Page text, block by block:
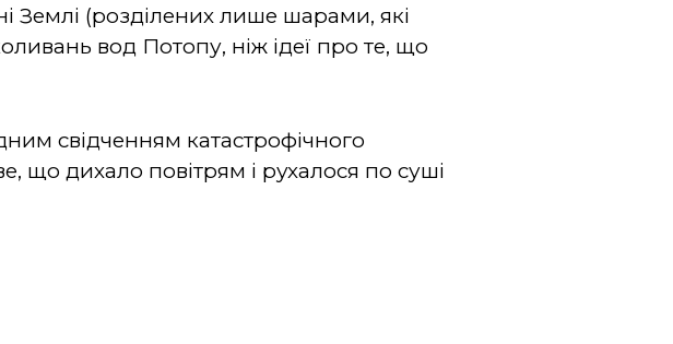
Землі (розділених лише шарами, які
вод Потопу, ніж ідеї про те, що
свідченням катастрофічного
що дихало повітрям і рухалося по суші